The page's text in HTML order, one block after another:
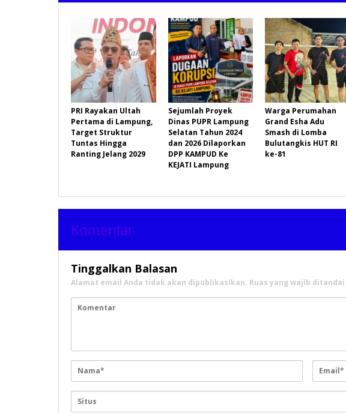
PRI Rayakan Ultah
Pertama di Lampung,
Target Struktur
Tuntas Hingga
Ranting Jelang 2029
Sejumlah Proyek
Dinas PUPR Lampung
Selatan Tahun 2024
dan 2026 Dilaporkan
DPP KAMPUD Ke
KEJATI Lampung
Warga Perumahan
Grand Esha Adu
Smash di Lomba
Bulutangkis HUT RI
ke-81
Komentar
Tinggalkan Balasan
Alamat email Anda tidak akan dipublikasikan. Ruas yang wajib ditandai